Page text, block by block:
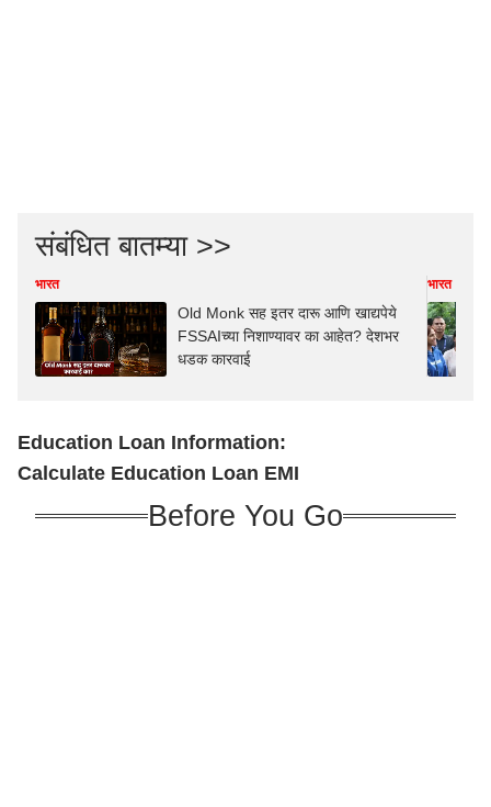
संबंधित बातम्या >>
भारत
Old Monk सह इतर दारू आणि खाद्यपेये
FSSAIच्या निशाण्यावर का आहेत? देशभर
धडक कारवाई
भारत
Education Loan Information:
Calculate Education Loan EMI
Before You Go